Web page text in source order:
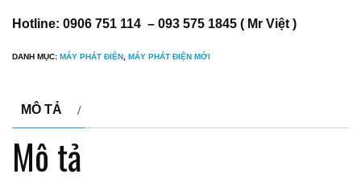
Hotline: 0906 751 114 – 093 575 1845 ( Mr Việt )
DANH MỤC: MÁY PHÁT ĐIỆN MÁY PHÁT ĐIỆN MỚI
MÔ TẢ
Mô tả